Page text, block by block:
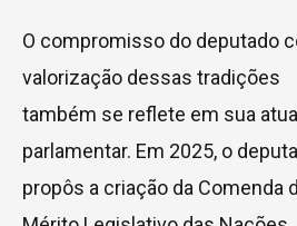
O compromisso do deputado
valorização dessas tradições
também se reflete em sua
parlamentar. Em 2025, o
propôs a criação da Comenda